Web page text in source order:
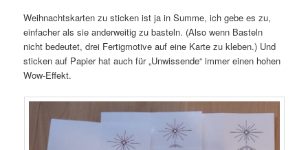
Weihnachtskarten zu sticken ist ja in Summe, ich gebe es zu,
einfacher als sie anderweitig zu basteln. (Also wenn Basteln
nicht bedeutet, drei Fertigmotive auf eine Karte zu kleben.) Und
sticken auf Papier hat auch für „Unwissende“ immer einen hohen
Wow-Effekt.